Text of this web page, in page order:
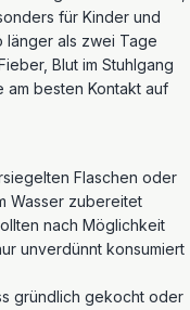
für Kinder und
länger als zwei Tage
Blut im Stuhlgang
besten Kontakt auf
Flaschen oder
Wasser zubereitet
nach Möglichkeit
unverdünnt konsumiert
gründlich gekocht oder